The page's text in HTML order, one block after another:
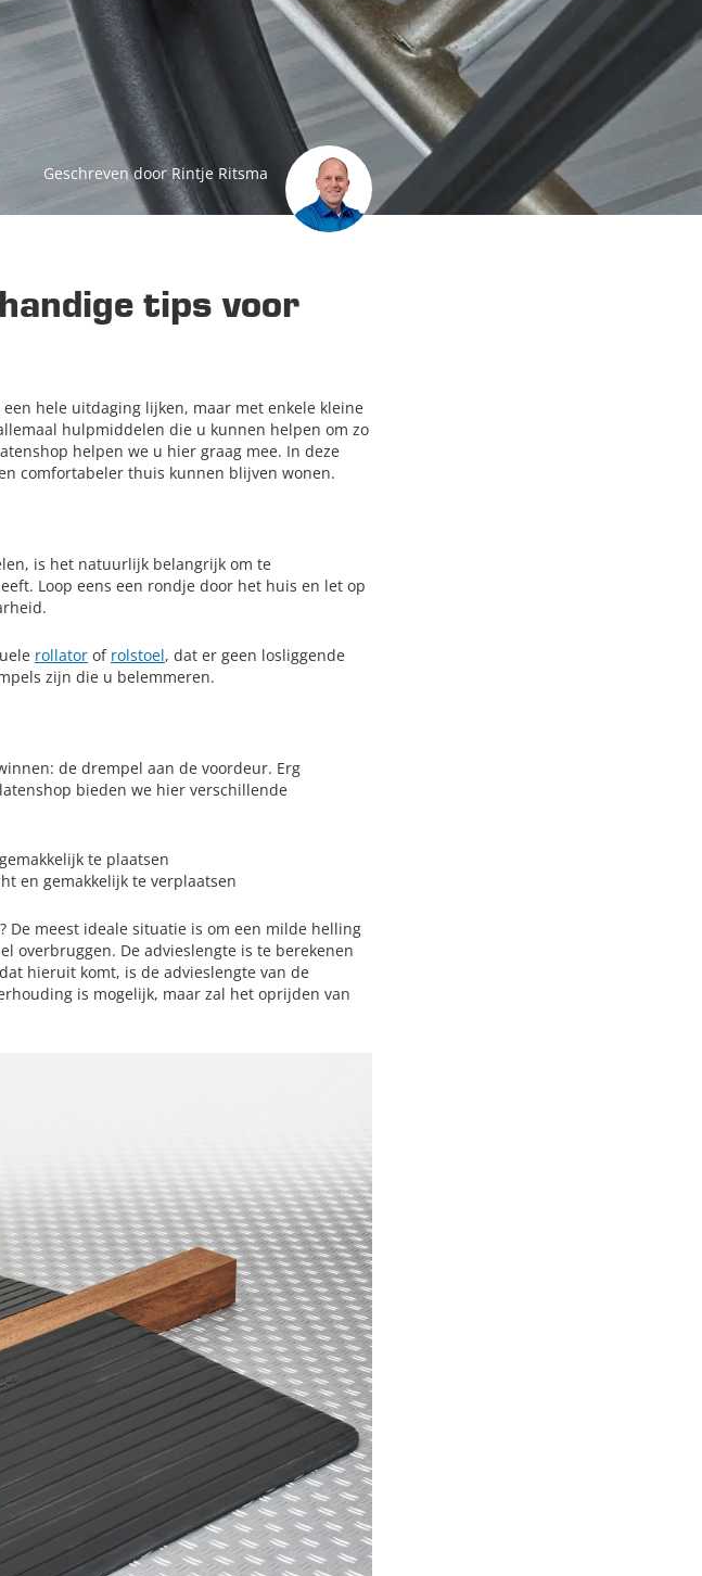
Geschreven door Rintje Ritsma
tips voor
een hele uitdaging lijken, maar met enkele kleine
hulpmiddelen die u kunnen helpen om zo
helpen we u hier graag mee. In deze
comfortabeler thuis kunnen blijven wonen.
is het natuurlijk belangrijk om te
Loop eens een rondje door het huis en let op
rollator of rolstoel, dat er geen losliggende
zijn die u belemmeren.
de drempel aan de voordeur. Erg
bieden we hier verschillende
te plaatsen
en gemakkelijk te verplaatsen
meest ideale situatie is om een milde helling
overbruggen. De advieslengte is te berekenen
hieruit komt, is de advieslengte van de
is mogelijk, maar zal het oprijden van